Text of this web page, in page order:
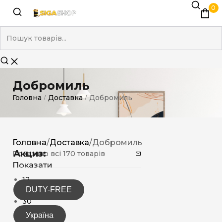
0
Добромиль
Головна / Доставка / Добромиль
Акциз:
DUTY-FREE
Україна
Головна/Доставка/Добромиль
Показано всі 170 товарів
Показати
12
15
30